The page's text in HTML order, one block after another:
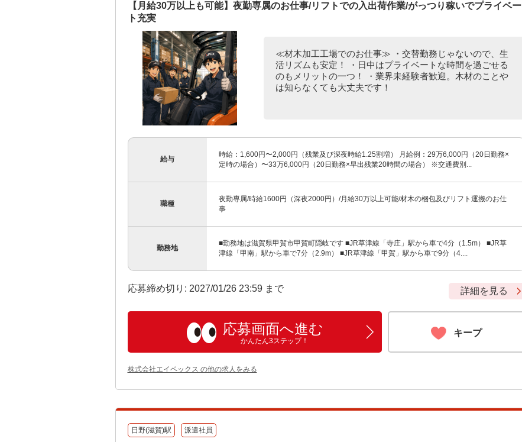
【月給30万以上も可能】夜勤専属のお仕事/リフトでの入出荷作業/がっつり稼いでプライベー
ト充実
≪材木加工工場でのお仕事≫ ・交替勤務じゃないので、生
活リズムも安定！ ・日中はプライベートな時間を過ごせる
のもメリットの一つ！ ・業界未経験者歓迎。木材のことや
は知らなくても大丈夫です！
給与
時給：1,600円〜2,000円（残業及び深夜時給1.25割増） 月給例：29万6,000円（20日勤務×
定時の場合）〜33万6,000円（20日勤務×早出残業20時間の場合） ※交通費別...
職種
夜勤専属/時給1600円（深夜2000円）/月給30万以上可能/材木の梱包及びリフト運搬のお仕
事
勤務地
■勤務地は滋賀県甲賀市甲賀町隠岐です ■JR草津線「寺庄」駅から車で4分（1.5m） ■JR草
津線「甲南」駅から車で7分（2.9m） ■JR草津線「甲賀」駅から車で9分（4....
応募締め切り: 2027/01/26 23:59 まで 詳細を見る
応募画面へ進む
かんたん3ステップ！
キープ
株式会社エイペックス の他の求人をみる
日野(滋賀)駅 派遣社員